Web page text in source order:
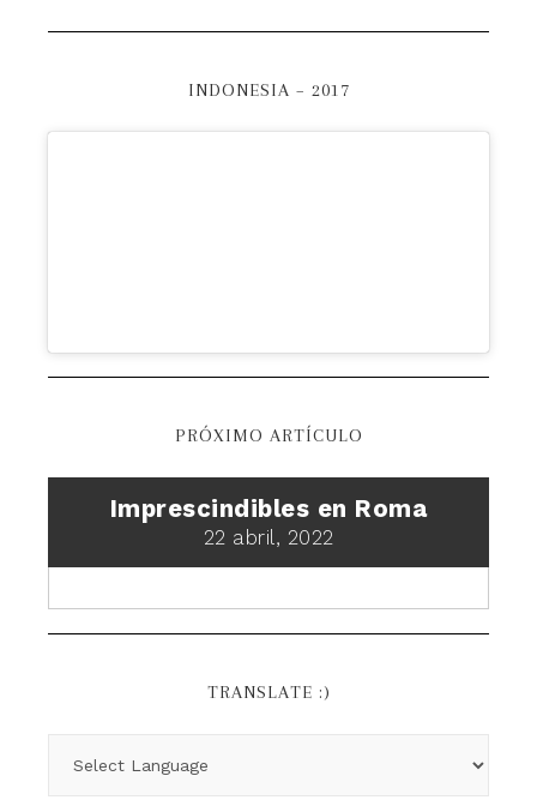
INDONESIA – 2017
PRÓXIMO ARTÍCULO
Imprescindibles en Roma
22 abril, 2022
TRANSLATE :)